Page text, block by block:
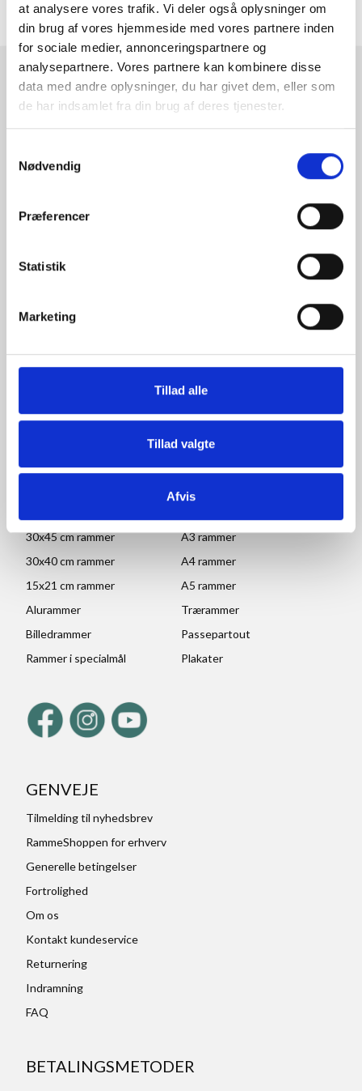
at analysere vores trafik. Vi deler også oplysninger om
din brug af vores hjemmeside med vores partnere inden
for sociale medier, annonceringspartnere og
analysepartnere. Vores partnere kan kombinere disse
data med andre oplysninger, du har givet dem, eller som
de har indsamlet fra din brug af deres tjenester.
Nødvendig
Præferencer
Statistik
Marketing
Tillad alle
Tillad valgte
Afvis
ANMELDELSER
RAMMESHOPPEN.DK
Rammeshoppen ApS
8700 Horsens
info@rammeshoppen.dk
Fredag: 09.00-15.30
30x45 cm rammer
A3 rammer
30x40 cm rammer
A4 rammer
15x21 cm rammer
A5 rammer
Alurammer
Trærammer
Billedrammer
Passepartout
Rammer i specialmål
Plakater
GENVEJE
Tilmelding til nyhedsbrev
RammeShoppen for erhverv
Generelle betingelser
Fortrolighed
Om os
Kontakt kundeservice
Returnering
Indramning
FAQ
BETALINGSMETODER